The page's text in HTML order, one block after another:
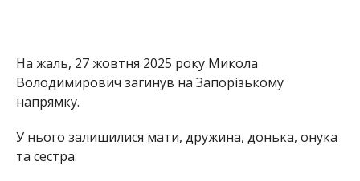
На жаль, 27 жовтня 2025 року Микола
Володимирович загинув на Запорізькому
напрямку.
У нього залишилися мати, дружина, донька, онука
та сестра.